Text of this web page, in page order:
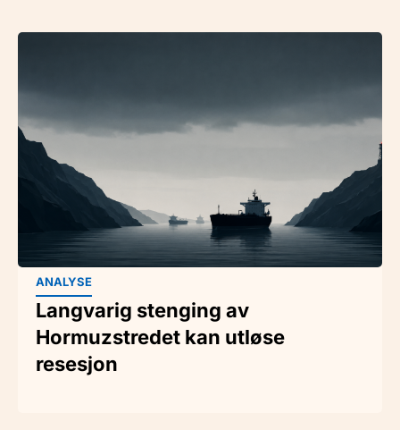
ANALYSE
Langvarig stenging av
Hormuzstredet kan utløse
resesjon